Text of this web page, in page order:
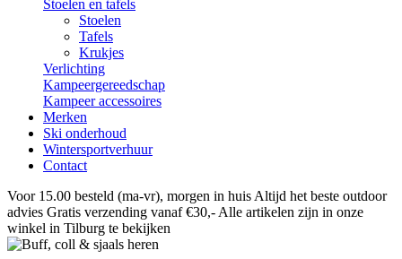
Stoelen en tafels
Stoelen
Tafels
Krukjes
Verlichting
Kampeergereedschap
Kampeer accessoires
Merken
Ski onderhoud
Wintersportverhuur
Contact
Voor 15.00 besteld (ma-vr), morgen in huis Altijd het beste outdoor
advies Gratis verzending vanaf €30,- Alle artikelen zijn in onze
winkel in Tilburg te bekijken